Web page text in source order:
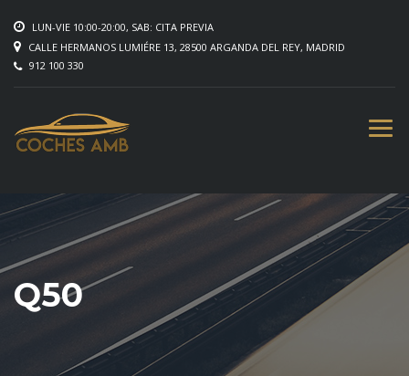
LUN-VIE 10:00-20:00, SAB: CITA PREVIA
CALLE HERMANOS LUMIÉRE 13, 28500 ARGANDA DEL REY, MADRID
912 100 330
Q50